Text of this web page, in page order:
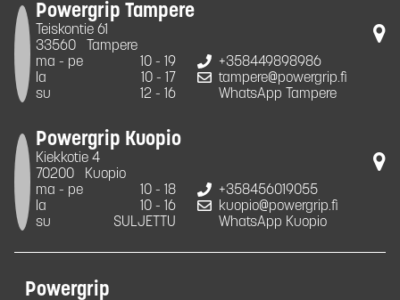
Powergrip Tampere
Teiskontie 61
33560
Tampere
ma - pe
10 - 19
la
10 - 17
su
12 - 16
+358449898986
tampere@powergrip.fi
WhatsApp Tampere
Powergrip Kuopio
Kiekkotie 4
70200
Kuopio
ma - pe
10 - 18
la
10 - 16
su
SULJETTU
+358456019055
kuopio@powergrip.fi
WhatsApp Kuopio
Powergrip